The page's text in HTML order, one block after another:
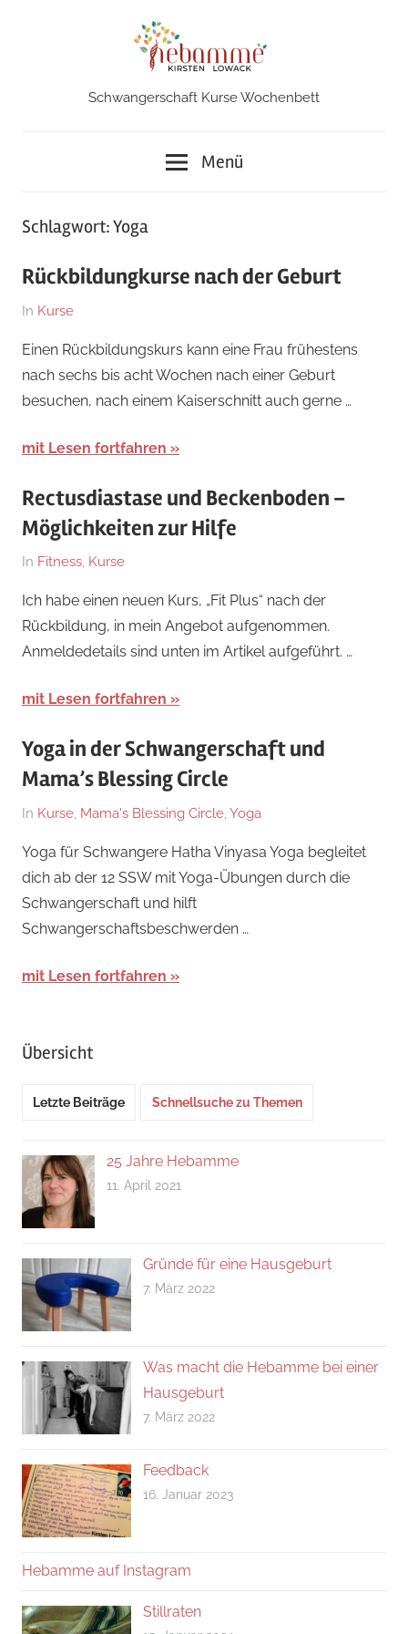
Hebamme
Schwangerschaft Kurse Wochenbett
Menü
Schlagwort:Yoga
Rückbildungkurse nach der Geburt
Am
September
2025
Von
In Kurse
Einen Rückbildungskurs kann eine Frau frühestens
nach sechs bis acht Wochen nach einer Geburt
besuchen, nach einem Kaiserschnitt auch gerne …
mit Lesen fortfahren
Rectusdiastase und Beckenboden –
Möglichkeiten zur Hilfe
Am
November
2024
Von
In Fitness, Kurse
Ich habe einen neuen Kurs, „Fit Plus“ nach der
Rückbildung, in mein Angebot aufgenommen.
Anmeldedetails sind unten im Artikel aufgeführt. …
mit Lesen fortfahren
Yoga in der Schwangerschaft und
Mama’s Blessing Circle
Am
Oktober
2024
Von
In Kurse, Mama's Blessing Circle, Yoga
Yoga für Schwangere Hatha Vinyasa Yoga begleitet
dich ab der 12 SSW mit Yoga-Übungen durch die
Schwangerschaft und hilft
Schwangerschaftsbeschwerden …
mit Lesen fortfahren
Übersicht
Letzte Beiträge Schnellsuche zu Themen
25 Jahre Hebamme
11. April 2021
Gründe für eine Hausgeburt
7. März 2022
Was macht die Hebamme bei einer
Hausgeburt
7. März 2022
Feedback
16. Januar 2023
Hebamme auf Instagram
Stillraten